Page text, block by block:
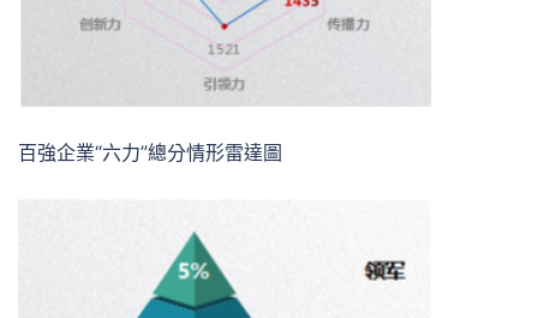
百強企業“六力”總分情形雷達圖